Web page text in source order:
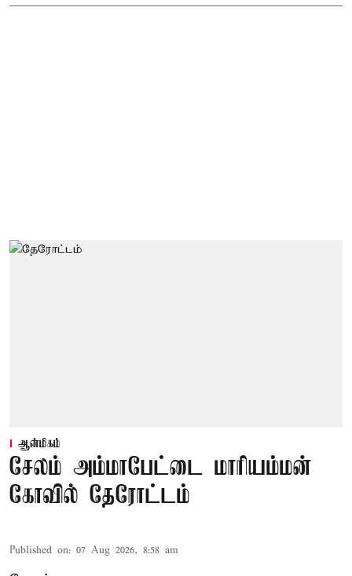
ஆன்மிகம்
சேலம் அம்மாபேட்டை மாரியம்மன்
கோவில் தேரோட்டம்
Published on: 07 Aug 2026, 8:58 am